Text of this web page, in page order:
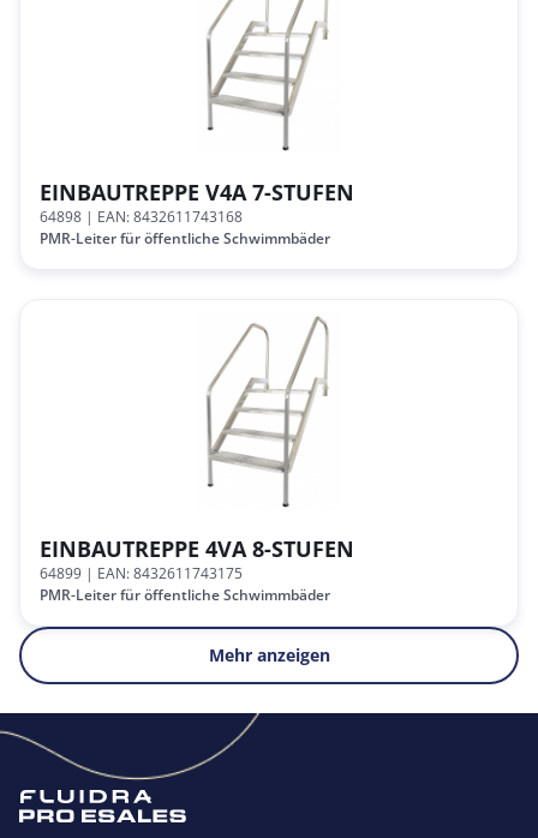
EINBAUTREPPE V4A 7-STUFEN
64898 | EAN: 8432611743168
PMR-Leiter für öffentliche Schwimmbäder
EINBAUTREPPE 4VA 8-STUFEN
64899 | EAN: 8432611743175
PMR-Leiter für öffentliche Schwimmbäder
Mehr anzeigen